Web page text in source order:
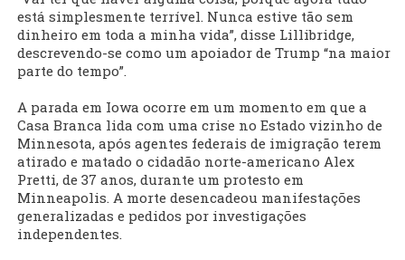
está simplesmente terrível. Nunca estive tão sem
dinheiro em toda a minha vida”, disse Lillibridge,
descrevendo-se como um apoiador de Trump “na maior
parte do tempo”.
A parada em Iowa ocorre em um momento em que a
Casa Branca lida com uma crise no Estado vizinho de
Minnesota, após agentes federais de imigração terem
atirado e matado o cidadão norte-americano Alex
Pretti, de 37 anos, durante um protesto em
Minneapolis. A morte desencadeou manifestações
generalizadas e pedidos por investigações
independentes.